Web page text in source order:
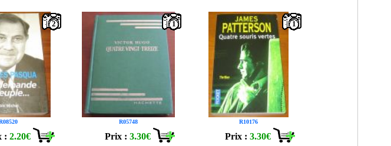
2
:2.20€
R05748
1
Prix :3.30€
R10176
1
Prix :3.30€